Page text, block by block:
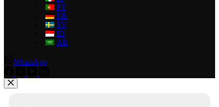
PT
DE
SV
ID
AR
WhatsApp